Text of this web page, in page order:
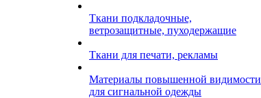
Ткани подкладочные,
ветрозащитные, пуходержащие
Ткани для печати, рекламы
Материалы повышенной видимости
для сигнальной одежды